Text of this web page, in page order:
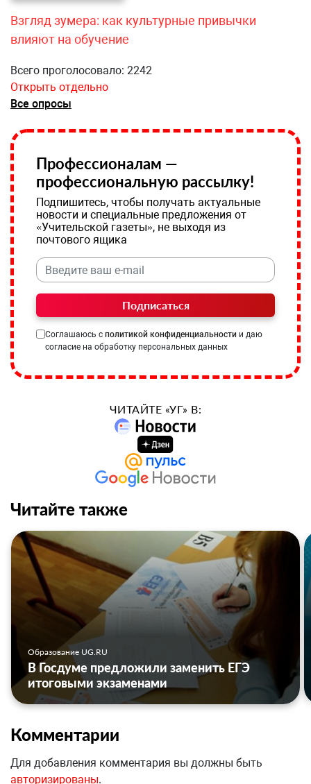
Взгляд зумера: как культурные привычки
влияют на обучение
Всего проголосовало: 2242
Открыть отдельно
Все опросы
Профессионалам —
профессиональную рассылку!
Подпишитесь, чтобы получать актуальные
новости и специальные предложения от
«Учительской газеты», не выходя из
почтового ящика
Подписаться
Соглашаюсь с политикой конфиденциальности и даю
согласие на обработку персональных данных
ЧИТАЙТЕ «УГ» В:
Читайте также
Образование UG.RU
В Госдуме предложили заменить ЕГЭ
итоговыми экзаменами
Комментарии
Для добавления комментария вы должны быть
авторизированы.